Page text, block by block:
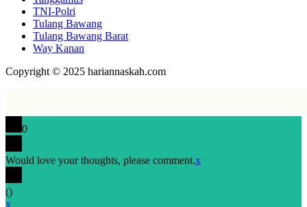
TNI-Polri
Tulang Bawang
Tulang Bawang Barat
Way Kanan
Copyright © 2025 hariannaskah.com
0
Would love your thoughts, please comment.x
()
x